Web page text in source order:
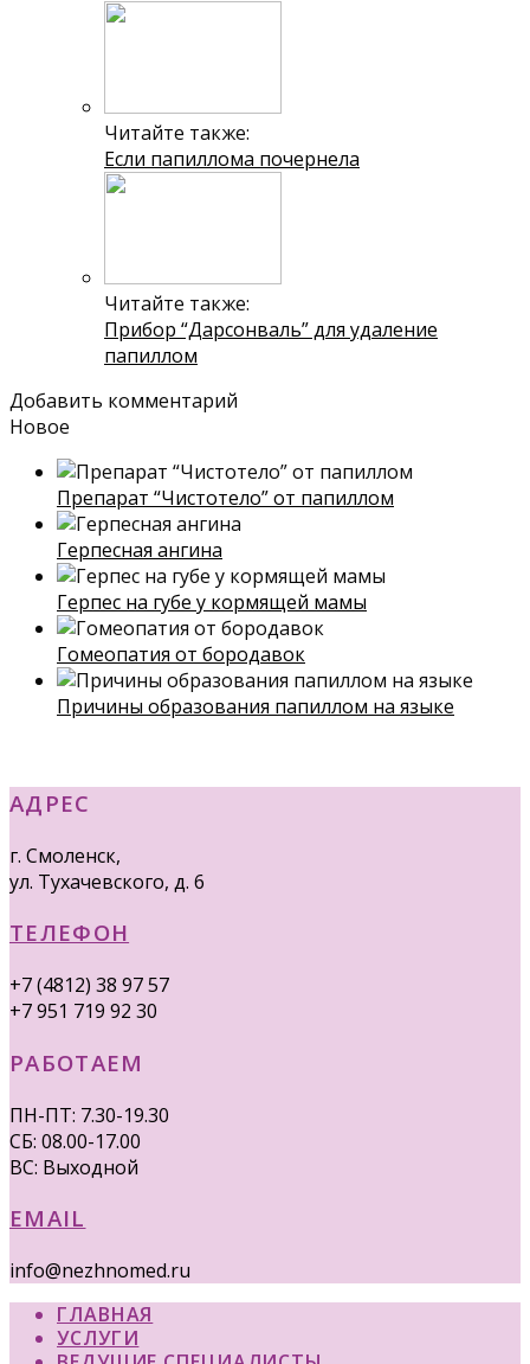
Читайте также:
Если папиллома почернела
Читайте также:
Прибор “Дарсонваль” для удаление
папиллом
Добавить комментарий
Новое
Препарат “Чистотело” от папиллом
Герпесная ангина
Герпес на губе у кормящей мамы
Гомеопатия от бородавок
Причины образования папиллом на языке
АДРЕС
г. Смоленск,
ул. Тухачевского, д. 6
ТЕЛЕФОН
+7 (4812) 38 97 57
+7 951 719 92 30
РАБОТАЕМ
ПН-ПТ: 7.30-19.30
СБ: 08.00-17.00
ВС: Выходной
EMAIL
info@nezhnomed.ru
ГЛАВНАЯ
УСЛУГИ